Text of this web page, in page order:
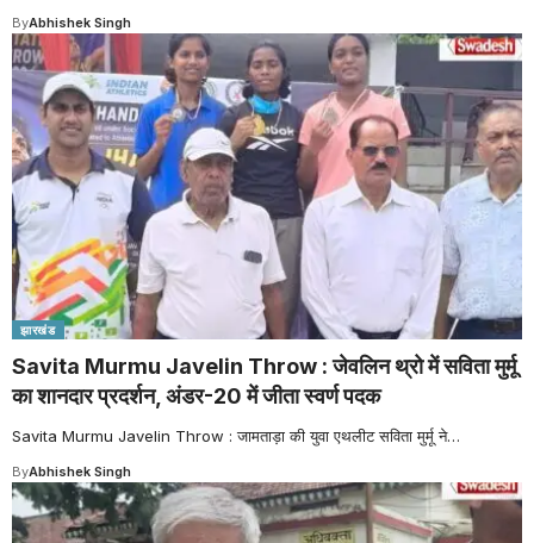
ByAbhishek Singh
झारखंड
Savita Murmu Javelin Throw : जेवलिन थ्रो में सविता मुर्मू
का शानदार प्रदर्शन, अंडर-20 में जीता स्वर्ण पदक
Savita Murmu Javelin Throw : जामताड़ा की युवा एथलीट सविता मुर्मू ने…
ByAbhishek Singh